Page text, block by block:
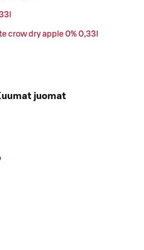
crow dry apple 0% 0,33l
juomat